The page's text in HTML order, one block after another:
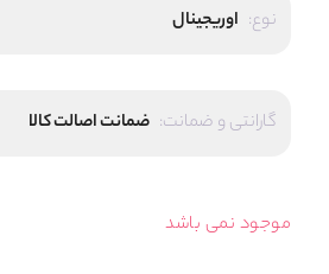
نوع: اوریجینال
گارانتی و ضمانت: ضمانت اصالت کالا
موجود نمی باشد